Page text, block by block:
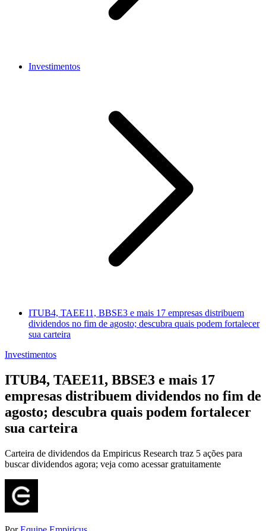
Investimentos
ITUB4, TAEE11, BBSE3 e mais 17 empresas distribuem
dividendos no fim de agosto; descubra quais podem fortalecer
sua carteira
Investimentos
ITUB4, TAEE11, BBSE3 e mais 17
empresas distribuem dividendos no fim de
agosto; descubra quais podem fortalecer
sua carteira
Carteira de dividendos da Empiricus Research traz 5 ações para
buscar dividendos agora; veja como acessar gratuitamente